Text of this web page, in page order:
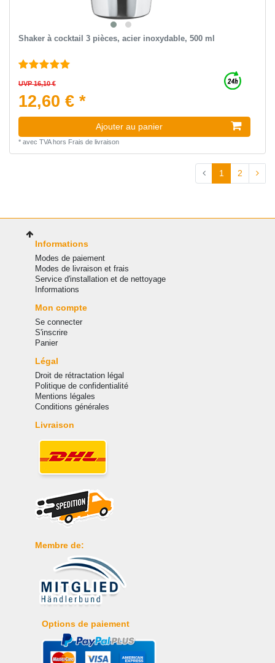
Shaker à cocktail 3 pièces, acier inoxydable, 500 ml
UVP 16,10 €
12,60 € *
Ajouter au panier
* avec TVAhors Frais de livraison
1 2
Informations
Modes de paiement
Modes de livraison et frais
Service d'installation et de nettoyage
Informations
Mon compte
Se connecter
S'inscrire
Panier
Légal
Droit de rétractation légal
Politique de confidentialité
Mentions légales
Conditions générales
Livraison
Membre de:
Options de paiement